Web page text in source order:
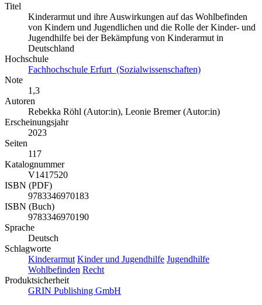
Titel
Kinderarmut und ihre Auswirkungen auf das Wohlbefinden
von Kindern und Jugendlichen und die Rolle der Kinder- und
Jugendhilfe bei der Bekämpfung von Kinderarmut in
Deutschland
Hochschule
Fachhochschule Erfurt (Sozialwissenschaften)
Note
1,3
Autoren
Rebekka Röhl (Autor:in), Leonie Bremer (Autor:in)
Erscheinungsjahr
2023
Seiten
117
Katalognummer
V1417520
ISBN (PDF)
9783346970183
ISBN (Buch)
9783346970190
Sprache
Deutsch
Schlagworte
Kinderarmut Kinder und Jugendhilfe Jugendhilfe
Wohlbefinden Recht
Produktsicherheit
GRIN Publishing GmbH